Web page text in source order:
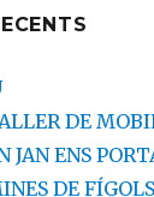
DE
JAN ENS
DE FÍGOLS